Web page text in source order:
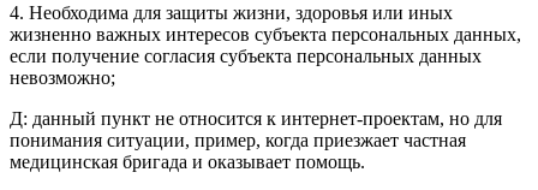
4. Необходима для защиты жизни, здоровья или иных
жизненно важных интересов субъекта персональных данных,
если получение согласия субъекта персональных данных
невозможно;
Д: данный пункт не относится к интернет-проектам, но для
понимания ситуации, пример, когда приезжает частная
медицинская бригада и оказывает помощь.